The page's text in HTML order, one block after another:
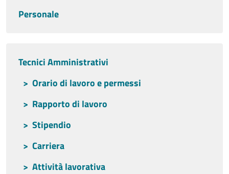
Home personale
Personale
Tecnici amministrativi
Tecnici Amministrativi
Orario di lavoro e permessi
Rapporto di lavoro
Stipendio
Carriera
Attività lavorativa